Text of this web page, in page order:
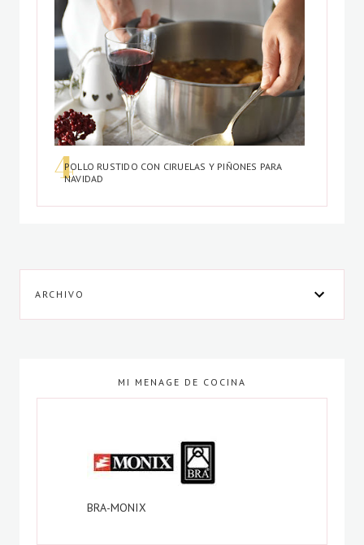
POLLO RUSTIDO CON CIRUELAS Y PIÑONES PARA
NAVIDAD
ARCHIVO
MI MENAGE DE COCINA
BRA-MONIX